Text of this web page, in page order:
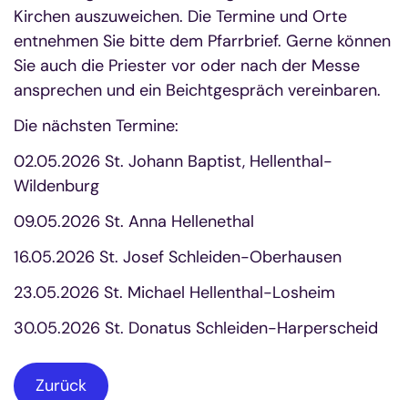
Kirchen auszuweichen. Die Termine und Orte
entnehmen Sie bitte dem Pfarrbrief. Gerne können
Sie auch die Priester vor oder nach der Messe
ansprechen und ein Beichtgespräch vereinbaren.
Die nächsten Termine:
02.05.2026 St. Johann Baptist, Hellenthal-
Wildenburg
09.05.2026 St. Anna Hellenethal
16.05.2026 St. Josef Schleiden-Oberhausen
23.05.2026 St. Michael Hellenthal-Losheim
30.05.2026 St. Donatus Schleiden-Harperscheid
Zurück